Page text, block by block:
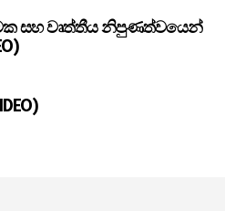
සහ වෘත්තීය නිපුණත්වයෙන්